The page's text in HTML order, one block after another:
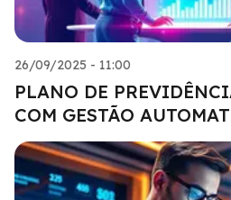
26/09/2025 - 11:00
PLANO DE
COM GESTÃO